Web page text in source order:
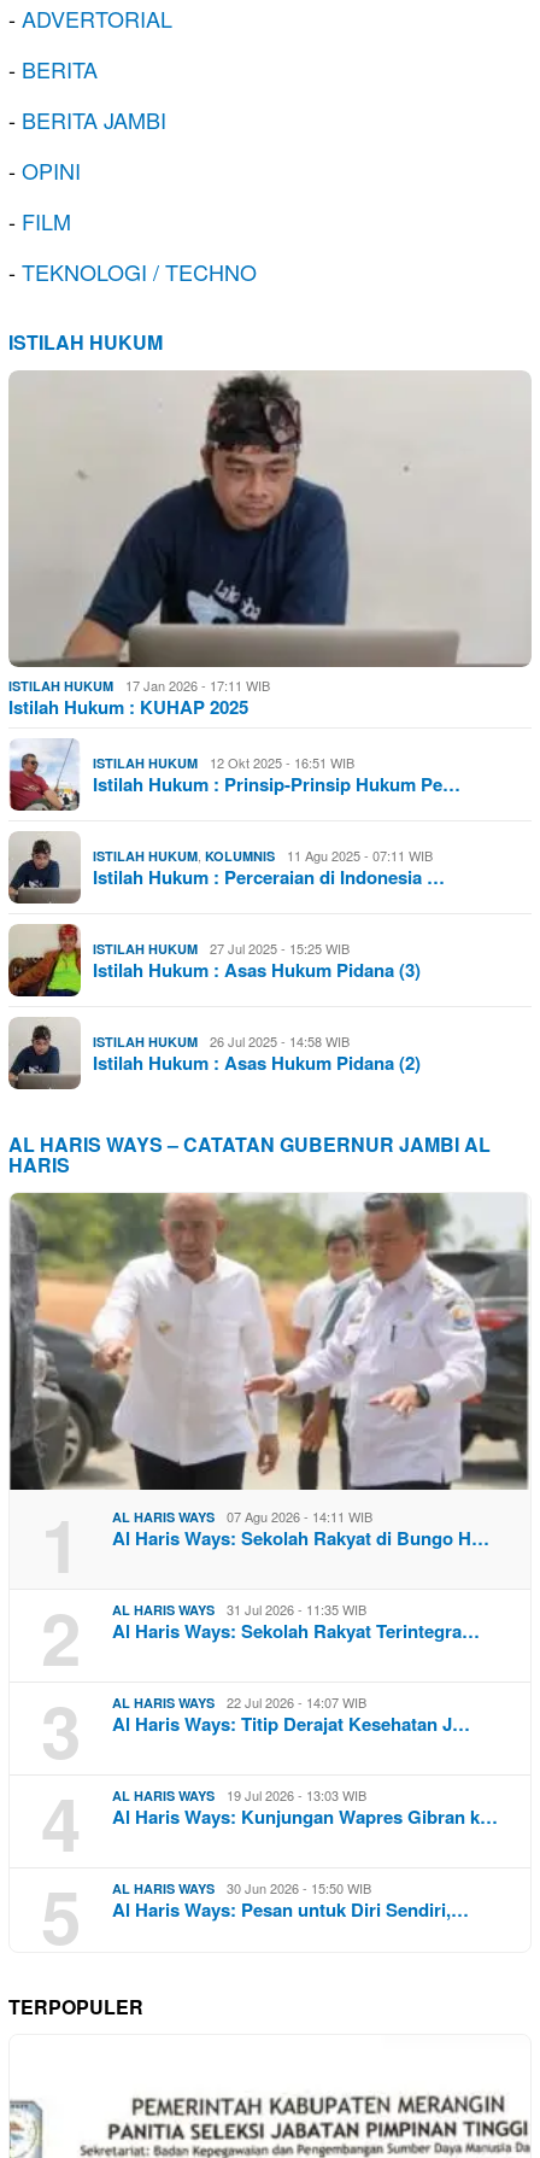
-ADVERTORIAL
- BERITA
- BERITA JAMBI
-OPINI
- FILM
-TEKNOLOGI / TECHNO
ISTILAH HUKUM
ISTILAH HUKUM 17 Jan 2026 - 17:11 WIB
Istilah Hukum : KUHAP 2025
ISTILAH HUKUM 12 Okt 2025 - 16:51 WIB
Istilah Hukum : Prinsip-Prinsip Hukum Pe…
ISTILAH HUKUM KOLUMNIS 11 Agu 2025 - 07:11 WIB
Istilah Hukum : Perceraian di Indonesia …
ISTILAH HUKUM 27 Jul 2025 - 15:25 WIB
Istilah Hukum : Asas Hukum Pidana (3)
ISTILAH HUKUM 26 Jul 2025 - 14:58 WIB
Istilah Hukum : Asas Hukum Pidana (2)
AL HARIS WAYS – CATATAN GUBERNUR JAMBI AL
HARIS
1 AL HARIS WAYS 07 Agu 2026 - 14:11 WIB
Al Haris Ways: Sekolah Rakyat di Bungo H…
2 AL HARIS WAYS 31 Jul 2026 - 11:35 WIB
Al Haris Ways: Sekolah Rakyat Terintegra…
3 AL HARIS WAYS 22 Jul 2026 - 14:07 WIB
Al Haris Ways: Titip Derajat Kesehatan J…
4 AL HARIS WAYS 19 Jul 2026 - 13:03 WIB
Al Haris Ways: Kunjungan Wapres Gibran k…
5 AL HARIS WAYS 30 Jun 2026 - 15:50 WIB
Al Haris Ways: Pesan untuk Diri Sendiri,…
TERPOPULER